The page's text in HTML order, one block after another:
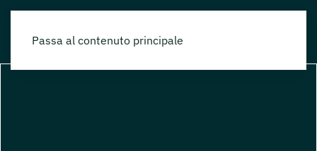
Passa al contenuto principale